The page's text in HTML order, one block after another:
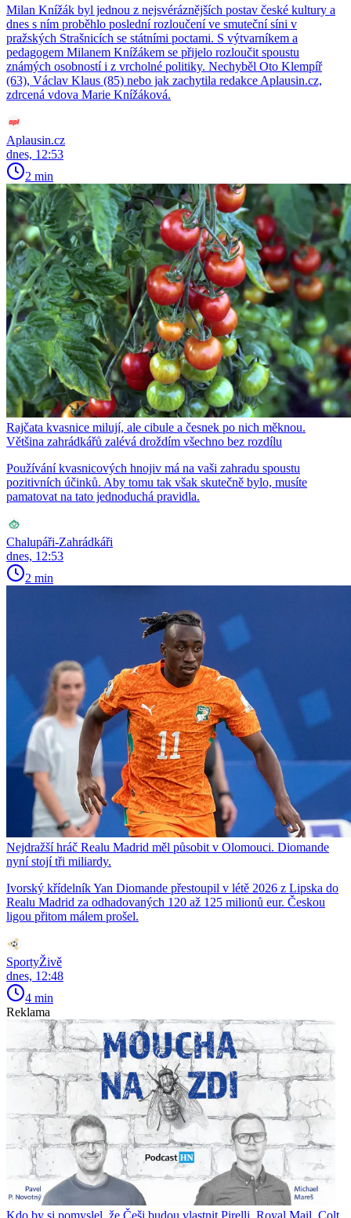
Milan Knížák byl jednou z nejsvéráznějších postav české kultury a
dnes s ním proběhlo poslední rozloučení ve smuteční síni v
pražských Strašnicích se státními poctami. S výtvarníkem a
pedagogem Milanem Knížákem se přijelo rozloučit spoustu
známých osobností i z vrcholné politiky. Nechyběl Oto Klempíř
(63), Václav Klaus (85) nebo jak zachytila redakce Aplausin.cz,
zdrcená vdova Marie Knížáková.
Aplausin.cz
dnes, 12:53
2 min
Rajčata kvasnice milují, ale cibule a česnek po nich měknou.
Většina zahrádkářů zalévá droždím všechno bez rozdílu
Používání kvasnicových hnojiv má na vaši zahradu spoustu
pozitivních účinků. Aby tomu tak však skutečně bylo, musíte
pamatovat na tato jednoduchá pravidla.
Chalupáři-Zahrádkáři
dnes, 12:53
2 min
Nejdražší hráč Realu Madrid měl působit v Olomouci. Diomande
nyní stojí tři miliardy.
Ivorský křídelník Yan Diomande přestoupil v létě 2026 z Lipska do
Realu Madrid za odhadovaných 120 až 125 milionů eur. Českou
ligou přitom málem prošel.
SportyŽivě
dnes, 12:48
4 min
Reklama
Kdo by si pomyslel, že Češi budou vlastnit Pirelli, Royal Mail, Colt